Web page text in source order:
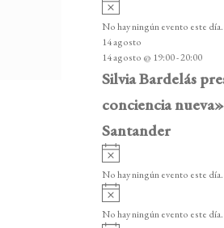
o
v
i
s
o
No hay ningún evento este día.
14 agosto
14 agosto @ 19:00-20:00
Silvia Bardelás
conciencia
Santander
v
i
o
No hay ningún evento este día.
v
i
No hay ningún evento este día.